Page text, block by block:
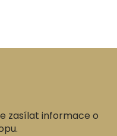
zasílat informace o